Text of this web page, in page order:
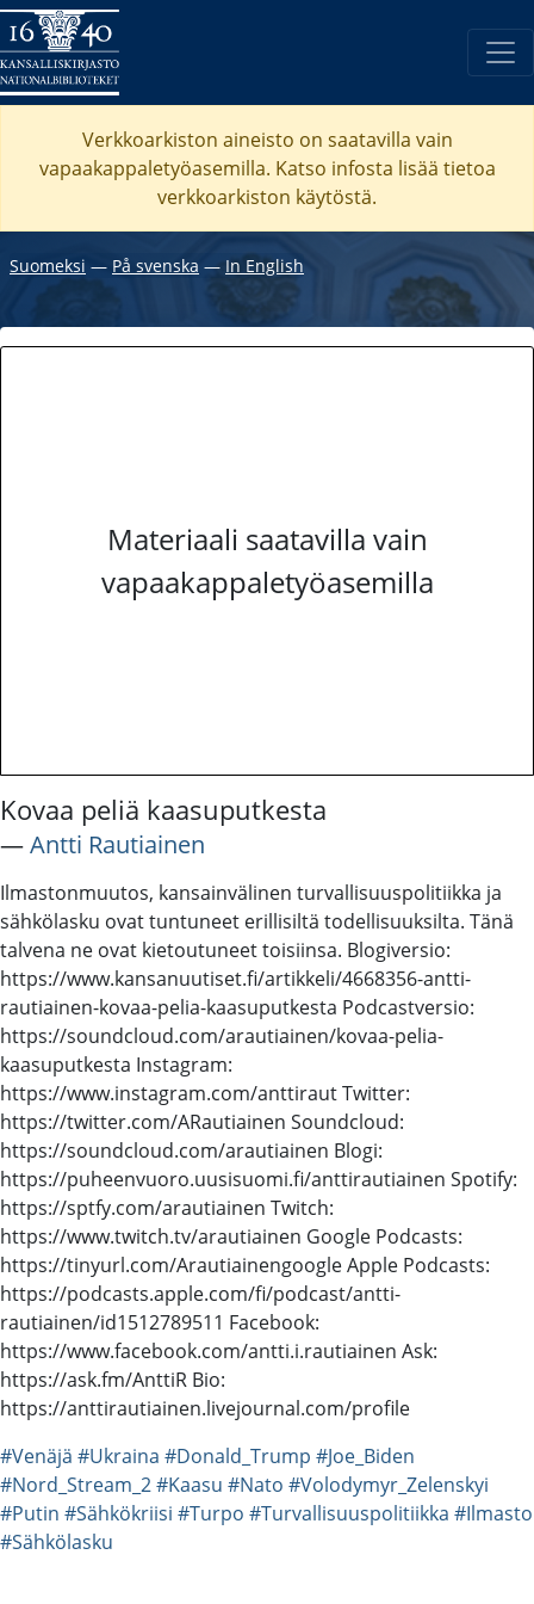
Verkkoarkiston aineisto on saatavilla vain
vapaakappaletyöasemilla. Katso infosta lisää tietoa
verkkoarkiston käytöstä.
Suomeksi ― På svenska ― In English
Materiaali saatavilla vain
vapaakappaletyöasemilla
Kovaa peliä kaasuputkesta
―Antti Rautiainen
Ilmastonmuutos, kansainvälinen turvallisuuspolitiikka ja
sähkölasku ovat tuntuneet erillisiltä todellisuuksilta. Tänä
talvena ne ovat kietoutuneet toisiinsa. Blogiversio:
https://www.kansanuutiset.fi/artikkeli/4668356-antti-
rautiainen-kovaa-pelia-kaasuputkesta Podcastversio:
https://soundcloud.com/arautiainen/kovaa-pelia-
kaasuputkesta Instagram:
https://www.instagram.com/anttiraut Twitter:
https://twitter.com/ARautiainen Soundcloud:
https://soundcloud.com/arautiainen Blogi:
https://puheenvuoro.uusisuomi.fi/anttirautiainen Spotify:
https://sptfy.com/arautiainen Twitch:
https://www.twitch.tv/arautiainen Google Podcasts:
https://tinyurl.com/Arautiainengoogle Apple Podcasts:
https://podcasts.apple.com/fi/podcast/antti-
rautiainen/id1512789511 Facebook:
https://www.facebook.com/antti.i.rautiainen Ask:
https://ask.fm/AnttiR Bio:
https://anttirautiainen.livejournal.com/profile
#Venäjä #Ukraina #Donald_Trump #Joe_Biden
#Nord_Stream_2#Kaasu #Nato #Volodymyr_Zelenskyi
#Putin #Sähkökriisi #Turpo #Turvallisuuspolitiikka #Ilmasto
#Sähkölasku